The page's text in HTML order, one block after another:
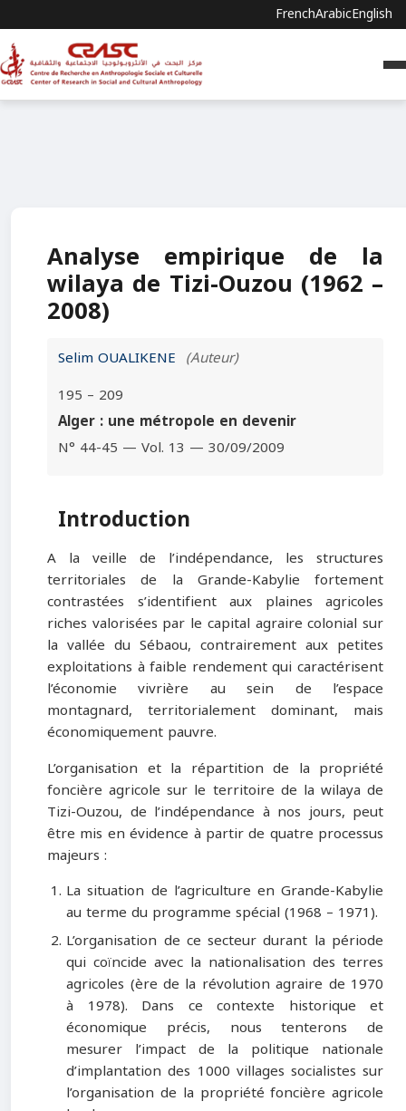
FrenchArabicEnglish
Analyse empirique de la
wilaya de Tizi-Ouzou (1962 –
2008)
Selim OUALIKENE (Auteur)
195 – 209
Alger : une métropole en devenir
N° 44-45 — Vol. 13 — 30/09/2009
Introduction
A la veille de l’indépendance, les structures
territoriales de la Grande-Kabylie fortement
contrastées s’identifient aux plaines agricoles
riches valorisées par le capital agraire colonial sur
la vallée du Sébaou, contrairement aux petites
exploitations à faible rendement qui caractérisent
l’économie vivrière au sein de l’espace
montagnard, territorialement dominant, mais
économiquement pauvre.
L’organisation et la répartition de la propriété
foncière agricole sur le territoire de la wilaya de
Tizi-Ouzou, de l’indépendance à nos jours, peut
être mis en évidence à partir de quatre processus
majeurs :
La situation de l’agriculture en Grande-Kabylie
au terme du programme spécial (1968 – 1971).
L’organisation de ce secteur durant la période
qui coïncide avec la nationalisation des terres
agricoles (ère de la révolution agraire de 1970
à 1978). Dans ce contexte historique et
économique précis, nous tenterons de
mesurer l’impact de la politique nationale
d’implantation des 1000 villages socialistes sur
l’organisation de la propriété foncière agricole